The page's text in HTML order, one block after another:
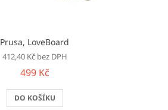
Prusa, LoveBoard
412,40 Kč bez DPH
499 Kč
DO KOŠÍKU